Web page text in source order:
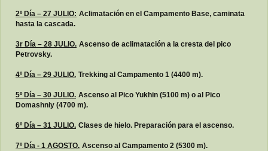
2º Día – 27 JULIO: Aclimatación en el Campamento Base, caminata
hasta la cascada.
3r Día – 28 JULIO. Ascenso de aclimatación a la cresta del pico
Petrovsky.
4º Día – 29 JULIO. Trekking al Campamento 1 (4400 m).
5º Día – 30 JULIO. Ascenso al Pico Yukhin (5100 m) o al Pico
Domashniy (4700 m).
6º Día – 31 JULIO. Clases de hielo. Preparación para el ascenso.
7º Día - 1 AGOSTO. Ascenso al Campamento 2 (5300 m).